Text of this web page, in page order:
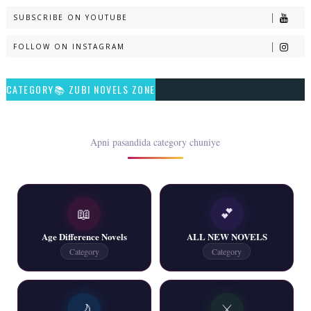
📥 Download Now
📥 Download Now
Rim Jhim K Is Rag Men – By Nabeela Abar
2 YouTube, 6 Web Special Novels Free PDF
📥 Download Now
New Continue Novels - ZNZ Today
SUBSCRIBE ON YOUTUBE
FOLLOW ON INSTAGRAM
CATEGORY📚 ZUBI NOVELS ZONE
Apni pasandida category chuniye
📖
Age Difference Novels
Category
💕
ALL NEW NOVELS
Category